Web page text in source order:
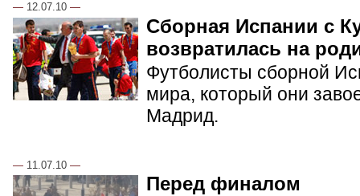
— 12.07.10 —
Сборная Испании с
возвратилась на
Футболисты сборной
мира, который они
Мадрид.
— 11.07.10 —
Перед финалом